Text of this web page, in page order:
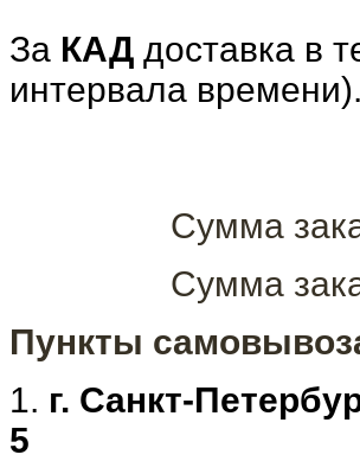
За КАД доставка в
интервала времени).
Сумма
Сумма
Пункты
1. г. Санкт-
5